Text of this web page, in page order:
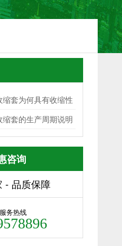
套为何具有收缩性
套的生产周期说明
咨询
- 品质保障
务热线